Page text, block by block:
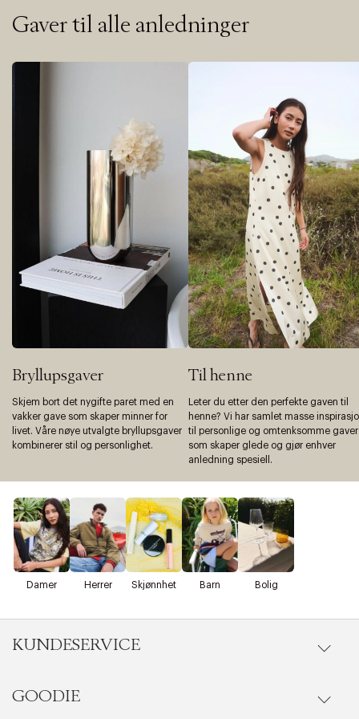
Gaver til alle anledninger
Bryllupsgaver
Skjem bort det nygifte paret med en
vakker gave som skaper minner for
livet. Våre nøye utvalgte bryllupsgaver
kombinerer stil og personlighet.
Til henne
Leter du etter den perfekte gaven til
henne? Vi har samlet masse
til personlige og omtenksomme gaver
som skaper glede og gjør enhver
anledning spesiell.
Damer Herrer Skjønnhet Barn Bolig
KUNDESERVICE
Gå til kundeservice
GOODIE